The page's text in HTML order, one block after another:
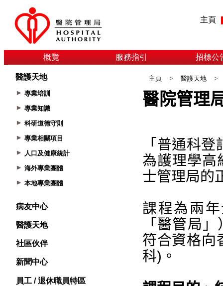
主頁
概覽 服務指引 招標公
醫護天地
專業培訓
專業知識
科研道德守則
專業相關項目
人口及健康統計
海外專業團體
本地專業團體
病友中心
醫護天地
社區伙伴
新聞中心
員工 / 退休職員特區
主頁 > 醫護天地 >